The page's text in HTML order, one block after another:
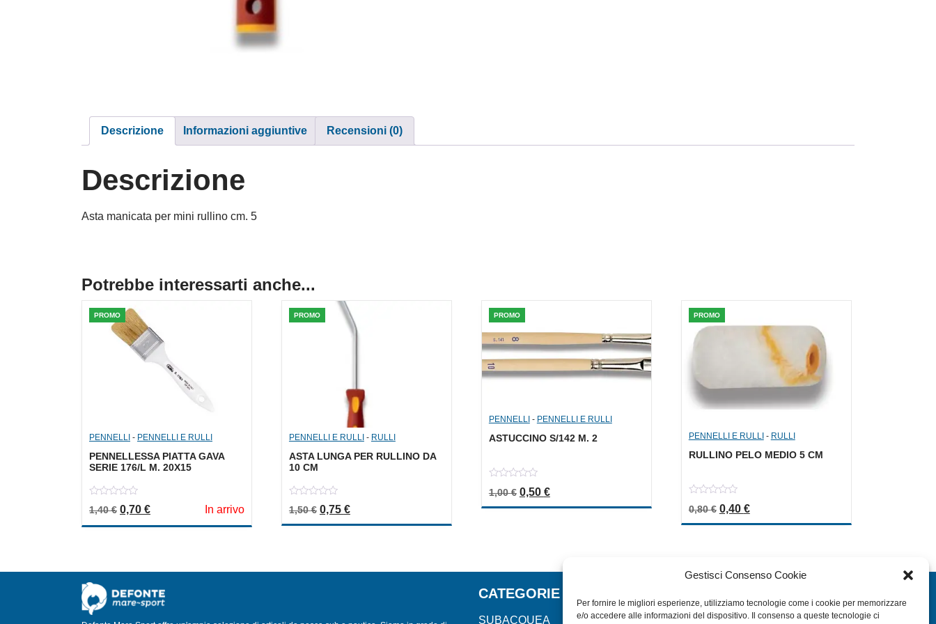
Gestisci Consenso Cookie
Per fornire le migliori esperienze, utilizziamo tecnologie come i cookie per memorizzare
e/o accedere alle informazioni del dispositivo. Il consenso a queste tecnologie ci
Descrizione Informazioni aggiuntive Recensioni (0)
Descrizione
Asta manicata per mini rullino cm. 5
Potrebbe interessarti anche...
PROMO
PENNELLI - PENNELLI E RULLI
PENNELLESSA PIATTA GAVA
SERIE 176/L M. 20X15
out
1,40€ Il prezzo originale era: 1,40 €.
0,70 €Il prezzo attuale è: 0,70 €.
In arrivo
PROMO
PENNELLI E RULLI- RULLI
ASTA LUNGA PER RULLINO DA
10 CM
out
of
1,50€ Il prezzo originale era: 1,50 €.
0,75 €Il prezzo attuale è: 0,75 €.
PROMO
PENNELLI- PENNELLI E RULLI
ASTUCCINO S/142 M. 2
out
1,00€ Il prezzo originale era: 1,00 €.
0,50 €Il prezzo attuale è: 0,50 €.
PROMO
PENNELLI E RULLI - RULLI
RULLINO PELO MEDIO 5 CM
out
0,80€ Il prezzo originale era: 0,80 €.
0,40 €Il prezzo attuale è: 0,40 €.
CATEGORIE
SUBACQUEA HOME